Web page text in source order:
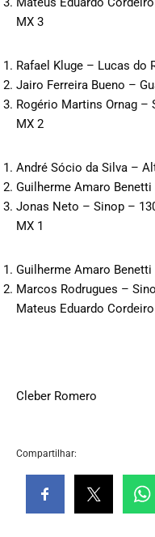
MX 3
Rafael Kluge – Lucas do
Jairo Ferreira Bueno –
Rogério Martins Ornag –
MX 2
André Sócio da Silva –
Guilherme Amaro
Jonas Neto – Sinop –
MX 1
Guilherme Amaro
Marcos Rodrugues –
Mateus Eduardo
Cleber Romero
Compartilhar: